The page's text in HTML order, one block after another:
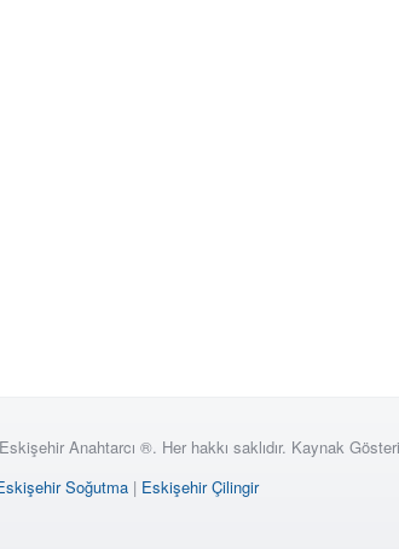
Anahtarcı ®. Her hakkı saklıdır. Kaynak
Soğutma | Eskişehir Çilingir